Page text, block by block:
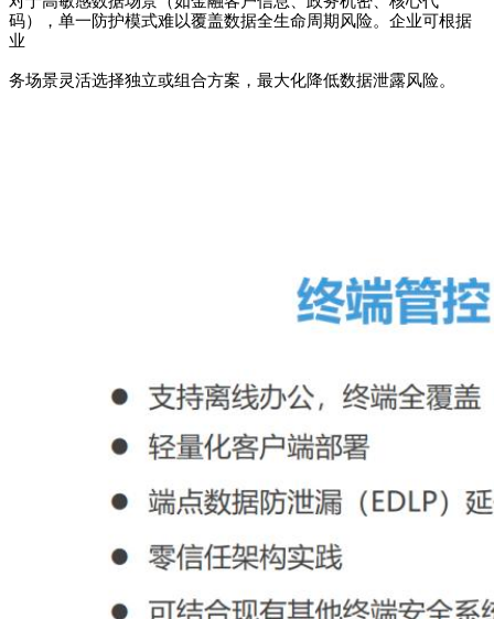
码），单一防护模式难以覆盖数据全生命周期风险。企业可根据
业
务场景灵活选择独立或组合方案，最大化降低数据泄露风险。